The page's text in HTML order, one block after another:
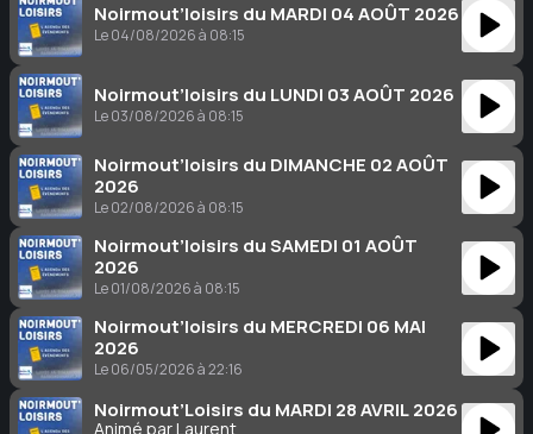
Noirmout’loisirs du MARDI 04 AOÛT 2026
Le 04/08/2026 à 08:15
Noirmout’loisirs du LUNDI 03 AOÛT 2026
Le 03/08/2026 à 08:15
Noirmout’loisirs du DIMANCHE 02 AOÛT
2026
Le 02/08/2026 à 08:15
Noirmout’loisirs du SAMEDI 01 AOÛT
2026
Le 01/08/2026 à 08:15
Noirmout’loisirs du MERCREDI 06 MAI
2026
Le 06/05/2026 à 22:16
Noirmout’Loisirs du MARDI 28 AVRIL 2026
Animé par Laurent